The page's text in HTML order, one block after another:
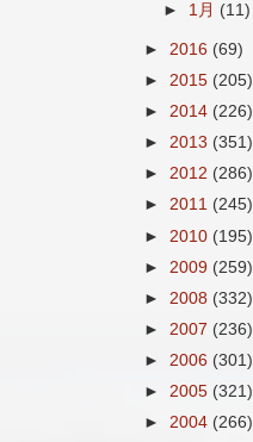
► 1月 (11)
► 2016 (69)
► 2015 (205)
► 2014 (226)
► 2013 (351)
► 2012 (286)
► 2011 (245)
► 2010 (195)
► 2009 (259)
► 2008 (332)
► 2007 (236)
► 2006 (301)
► 2005 (321)
► 2004 (266)